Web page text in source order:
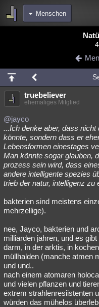
Menschen
Chat Wiki
meine Rubriken
Menschen Wissenschaft
Spiritualität
Natur Umfragen
weitere Rubriken
Philosophie Träume
Astronomie Helpdesk
Musik Clash
Besucht Teilgenommen
Lesenswert
truebeliever
ehemaliges Mitglied
@jayco
...Ich denke aber, dass
könnte, sondern dass er
Lebensformen einestages
Man könnte sogar glauben,
prozess sein wird, dass
andere intelligente spezies
trieb der natur, intelligenz zu
bakterien sind meistens
mehrzellige).
nee, Jayco, bakterien und
milliarden jahren, und es
darm, in der arktis, in
müllhalden (manche atmen
und und..
nach einem atomaren
und vielen pflanzen und
extrem strahlenresiistenten
würden das mühelos